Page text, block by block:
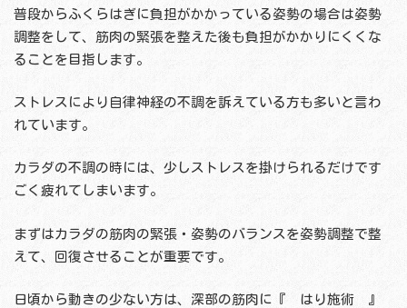
普段からふくらはぎに負担がかかっている姿勢の場合は姿勢
調整をして、筋肉の緊張を整えた後も負担がかかりにくくな
ることを目指します。
ストレスにより自律神経の不調を訴えている方も多いと言わ
れています。
カラダの不調の時には、少しストレスを掛けられるだけです
ごく疲れてしまいます。
まずはカラダの筋肉の緊張・姿勢のバランスを姿勢調整で整
えて、回復させることが重要です。
日頃から動きの少ない方は、深部の筋肉に『 はり施術 』